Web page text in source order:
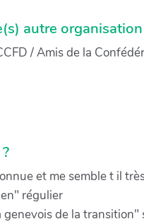
autre
/ Amis de la
et me semble t il
régulier
de la transition"